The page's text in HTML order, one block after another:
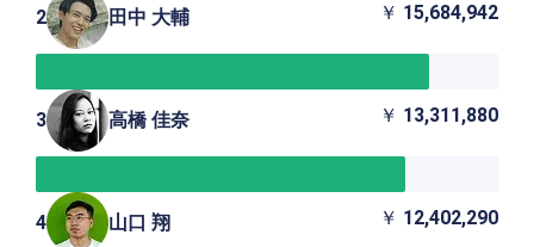
2 田中 大輔 ￥ 15,684,942
3 高橋 佳奈 ￥ 13,311,880
4 山口 翔 ￥ 12,402,290